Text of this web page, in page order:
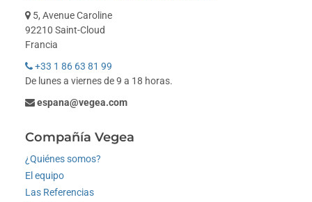
5, Avenue Caroline
92210 Saint-Cloud
Francia
+33 1 86 63 81 99
De lunes a viernes de 9 a 18 horas.
espana@vegea.com
Compañía Vegea
¿Quiénes somos?
El equipo
Las Referencias